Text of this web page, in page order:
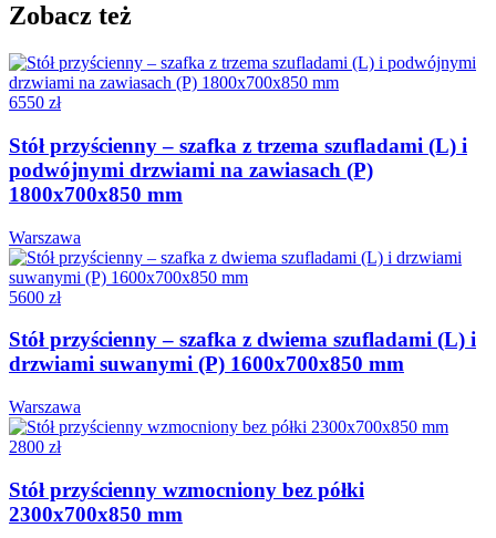
Zobacz też
6550 zł
Stół przyścienny – szafka z trzema szufladami (L) i
podwójnymi drzwiami na zawiasach (P)
1800x700x850 mm
Warszawa
5600 zł
Stół przyścienny – szafka z dwiema szufladami (L) i
drzwiami suwanymi (P) 1600x700x850 mm
Warszawa
2800 zł
Stół przyścienny wzmocniony bez półki
2300x700x850 mm